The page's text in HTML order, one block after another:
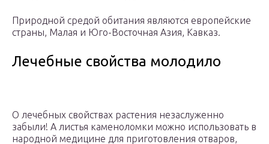
Природной средой обитания являются европейские
страны, Малая и Юго-Восточная Азия, Кавказ.
Лечебные свойства молодило
О лечебных свойствах растения незаслуженно
забыли! А листья каменоломки можно использовать в
народной медицине для приготовления отваров,